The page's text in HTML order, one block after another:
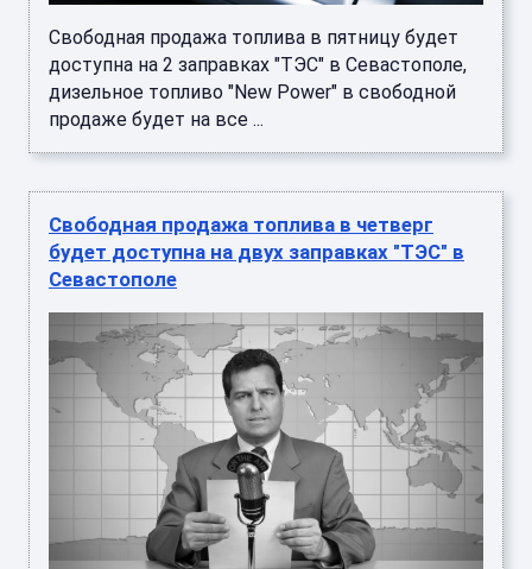
Свободная продажа топлива в пятницу будет
доступна на 2 заправках "ТЭС" в Севастополе,
дизельное топливо "New Power" в свободной
продаже будет на все ...
Свободная продажа топлива в четверг
будет доступна на двух заправках "ТЭС" в
Севастополе